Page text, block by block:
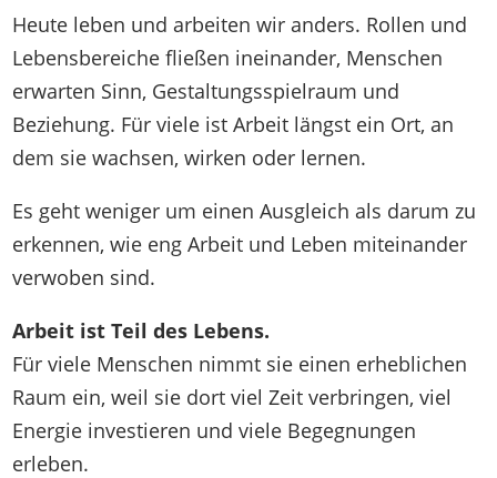
Heute leben und arbeiten wir anders. Rollen und
Lebensbereiche fließen ineinander, Menschen
erwarten Sinn, Gestaltungsspielraum und
Beziehung. Für viele ist Arbeit längst ein Ort, an
dem sie wachsen, wirken oder lernen.
Es geht weniger um einen Ausgleich als darum zu
erkennen, wie eng Arbeit und Leben miteinander
verwoben sind.
Arbeit ist Teil des Lebens.
Für viele Menschen nimmt sie einen erheblichen
Raum ein, weil sie dort viel Zeit verbringen, viel
Energie investieren und viele Begegnungen
erleben.